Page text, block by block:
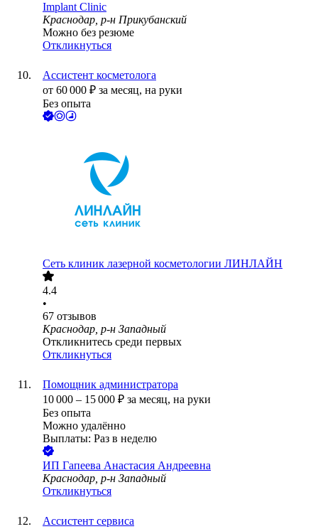
Implant Clinic
Краснодар, р-н Прикубанский
Можно без резюме
Откликнуться
Ассистент косметолога
от 60 000 ₽ за месяц, на руки
Без опыта
Сеть клиник лазерной косметологии ЛИНЛАЙН
4.4
•
67 отзывов
Краснодар, р-н Западный
Откликнитесь среди первых
Откликнуться
Помощник администратора
10 000 – 15 000 ₽ за месяц, на руки
Без опыта
Можно удалённо
Выплаты: Раз в неделю
ИП Гапеева Анастасия Андреевна
Краснодар, р-н Западный
Откликнуться
Ассистент сервиса